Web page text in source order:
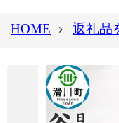
HOME 返礼品